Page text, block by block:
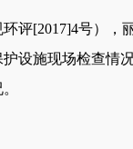
环评[2017]4号），
设施现场检查情